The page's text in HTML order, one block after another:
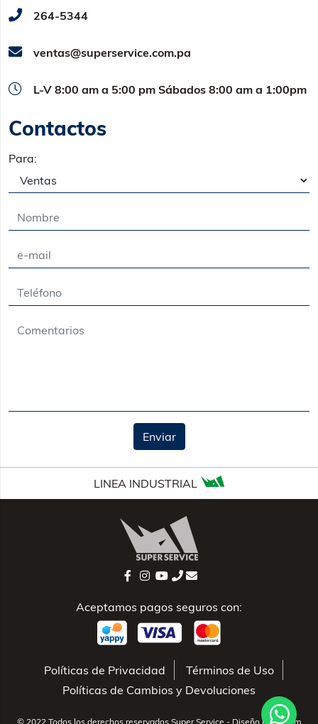
264-5344
ventas@superservice.com.pa
L-V 8:00 am a 5:00 pm Sábados 8:00 am a 1:00pm
Contactos
Para:
Enviar
LINEA INDUSTRIAL
Aceptamos pagos seguros con:
Políticas de Privacidad
Términos de Uso
Políticas de Cambios y Devoluciones
© 2022 Todos los derechos reservados Super Service - Diseño porTotem